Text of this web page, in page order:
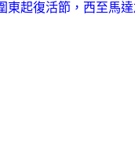
東起復活節，西至馬